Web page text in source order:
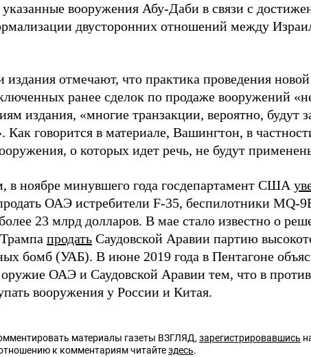
указанные вооружения Абу-Даби в связи с
двусторонних отношений между
издания отмечают, что практика проведения
ранее сделок по продаже вооружений
издания, «многие транзакции, вероятно, будут
Как говорится в материале, Вашингтон, в
о которых идет речь, не будут
в ноябре минувшего года госдепартамент США
ОАЭ истребители F-35, беспилотники MQ-
23 млрд долларов. В мае стало известно о
продать Саудовской Аравии партию
бомб (УАБ). В июне 2019 года в Пентагоне
оружие ОАЭ и Саудовской Аравии тем, что в
вооружения у России и Китая.
материалы газеты ВЗГЛЯД,зарегистрировавшись
к комментариям читайтездесь.